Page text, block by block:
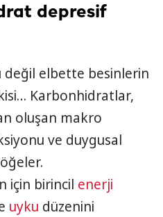
depresif
değil elbette besinlerin
Karbonhidratlar,
oluşan makro
ve duygusal
için birincil enerji
uyku düzenini